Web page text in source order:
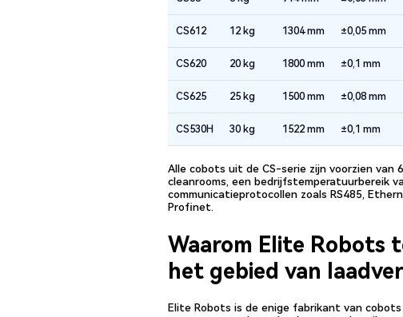
CS612 12 kg 1304 mm ±0,05 mm
CS620 20 kg 1800 mm ±0,1 mm
CS625 25 kg 1500 mm ±0,08 mm
CS530H 30 kg 1522 mm ±0,1 mm
Alle cobots uit de CS-serie zijn voorzien
cleanrooms, een bedrijfstemperatuurbereik
communicatieprotocollen zoals RS485,
Profinet.
Waarom Elite Robots
het gebied van
Elite Robots is de enige fabrikant van